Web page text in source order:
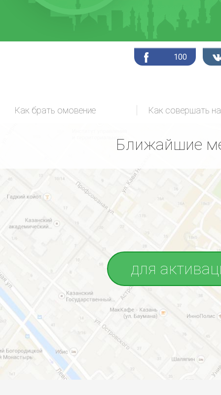
100
Как брать омовение Как совершать
Ближайшие
для